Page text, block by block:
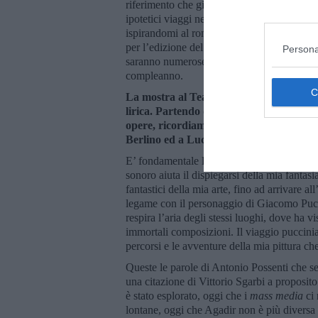
riferimento che già esistono, diventano
ipotetici viaggi nel sogno. Il progetto di
ispirandomi al romanzo “Memoriale del
per l’edizione del Festival Sete Sòis Sete
saranno numerose esposizioni e iniziative
compleanno.
La mostra al Teatro Verdi di Pisa
lirica. Partendo da opere di Mozart,
opere, ricordiamo una splendida sua
Berlino ed a Lucca. Quale ruolo
E’ fondamentale la presenza della
sonoro aiuta il dispiegarsi della mia
fantastici della mia arte, fino ad arrivare
legame con il personaggio di Giacomo
respira l’aria degli stessi luoghi, dove ha
immortali composizioni. Il viaggio
percorsi e le avventure della mia pittura
Queste le parole di Antonio Possenti che
una citazione di Vittorio Sgarbi a
è stato esplorato, oggi che i mass media ci
lontane, oggi che Agadir non è più